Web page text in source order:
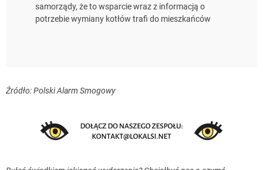
samorządy, że to wsparcie wraz z informacją o
potrzebie wymiany kotłów trafi do mieszkańców
Źródło: Polski Alarm Smogowy